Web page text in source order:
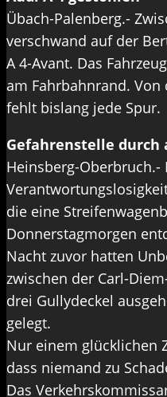
Übach-Palenberg.-
verschwand auf der
A 4-Avant. Das
am Fahrbahnrand.
fehlt bislang jede Spur.
Gefahrenstelle durch
Heinsberg-Oberbruch.-
die eine
Donnerstagmorgen
Nacht zuvor hatten
zwischen der Carl-
drei Gullydeckel
gelegt.
Nur einem glücklichen
dass niemand zu
Das